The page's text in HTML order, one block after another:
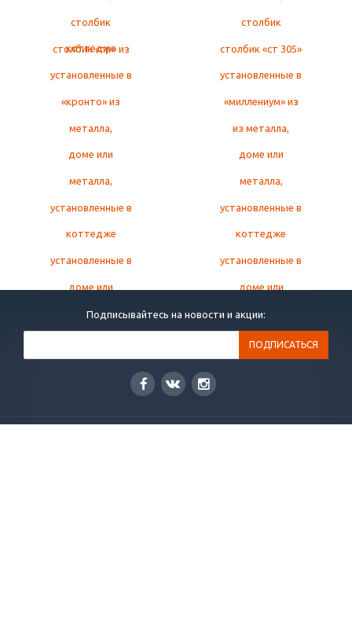
Подписывайтесь на новости и акции: